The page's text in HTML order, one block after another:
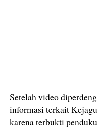
Setelah video
informasi terkait
karena terbukti